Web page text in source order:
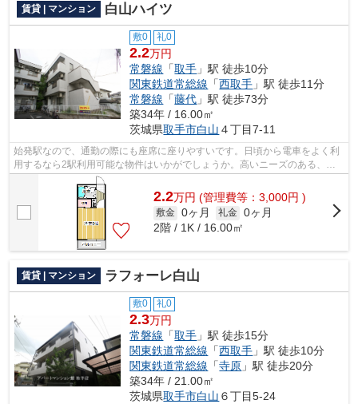
賃貸 | マンション 白山ハイツ
敷0 礼0
2.2万円
常磐線 「取手 」駅 徒歩10分
関東鉄道常総線 「西取手 」駅 徒歩11分
常磐線 「藤代 」駅 徒歩73分
築34年 / 16.00㎡
茨城県取手市白山 ４丁目7-11
始発駅なので、通勤の際にも座席に座りやすいです。日頃から電車をよく利
用するなら2駅利用可能な物件はいかがでしょうか。高いニーズのある、駅
徒歩10分の物件です。移動距離が短くて...
2.2万円 (管理費等：3,000円 )
敷金 0ヶ月 礼金 0ヶ月
2階 / 1K / 16.00㎡
賃貸 | マンション ラフォーレ白山
敷0 礼0
2.3万円
常磐線 「取手 」駅 徒歩15分
関東鉄道常総線 「西取手 」駅 徒歩10分
関東鉄道常総線 「寺原 」駅 徒歩20分
築34年 / 21.00㎡
茨城県取手市白山 ６丁目5-24